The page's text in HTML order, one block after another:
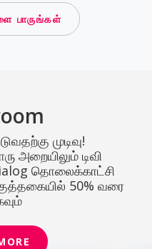
பாருங்கள்
முடிவு!
அறையிலும் டிவி
தொலைக்காட்சி
குத்தகையில் 50% வரை